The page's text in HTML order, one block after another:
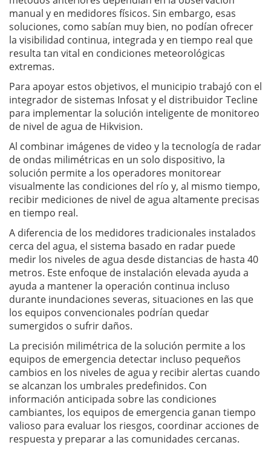
manual y en medidores físicos. Sin embargo, esas
soluciones, como sabían muy bien, no podían ofrecer
la visibilidad continua, integrada y en tiempo real que
resulta tan vital en condiciones meteorológicas
extremas.
Para apoyar estos objetivos, el municipio trabajó con el
integrador de sistemas Infosat y el distribuidor Tecline
para implementar la solución inteligente de monitoreo
de nivel de agua de Hikvision.
Al combinar imágenes de video y la tecnología de radar
de ondas milimétricas en un solo dispositivo, la
solución permite a los operadores monitorear
visualmente las condiciones del río y, al mismo tiempo,
recibir mediciones de nivel de agua altamente precisas
en tiempo real.
A diferencia de los medidores tradicionales instalados
cerca del agua, el sistema basado en radar puede
medir los niveles de agua desde distancias de hasta 40
metros. Este enfoque de instalación elevada ayuda a
ayuda a mantener la operación continua incluso
durante inundaciones severas, situaciones en las que
los equipos convencionales podrían quedar
sumergidos o sufrir daños.
La precisión milimétrica de la solución permite a los
equipos de emergencia detectar incluso pequeños
cambios en los niveles de agua y recibir alertas cuando
se alcanzan los umbrales predefinidos. Con
información anticipada sobre las condiciones
cambiantes, los equipos de emergencia ganan tiempo
valioso para evaluar los riesgos, coordinar acciones de
respuesta y preparar a las comunidades cercanas.